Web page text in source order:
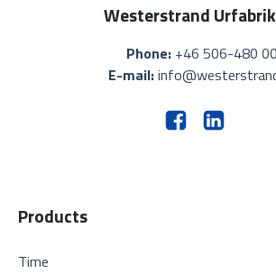
Westerstrand
Phone: +46 506-480 00
E-mail:
Products
Time